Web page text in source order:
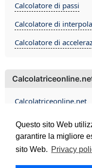
Questo sito Web
garantire la migliore
sito Web. Privacy
Calcolatore di passi
Calcolatore di
Calcolatore di
Calcolatriceonline.net
Contact